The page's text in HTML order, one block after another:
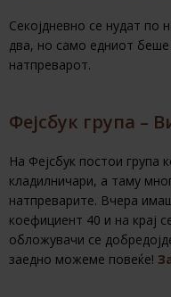
Секојдневно се нудат по
два, но само едниот
натпреварот.
Фејсбук група –
На Фејсбук постои група
кладилничари, а таму
натпреварите. Вчера
коефициент 40 и на крај
обложувачи се
заедно можеме повеќе!